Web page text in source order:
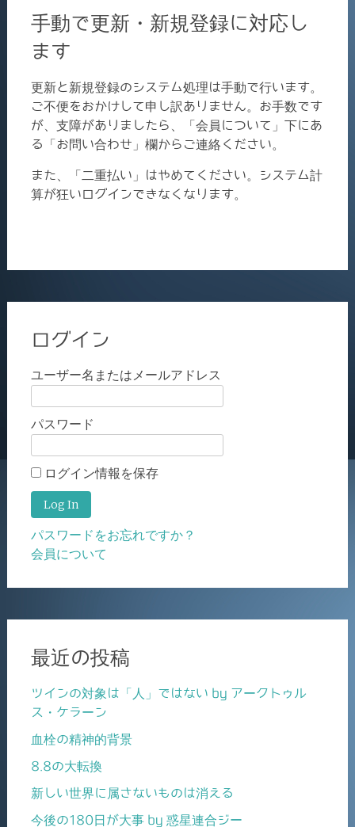
手動で更新・新規登録に対応し
ます
更新と新規登録のシステム処理は手動で行います。
ご不便をおかけして申し訳ありません。お手数です
が、支障がありましたら、「会員について」下にあ
る「お問い合わせ」欄からご連絡ください。
また、「二重払い」はやめてください。システム計
算が狂いログインできなくなります。
ログイン
ユーザー名またはメールアドレス
パスワード
ログイン情報を保存
パスワードをお忘れですか？
会員について
最近の投稿
ツインの対象は「人」ではない by アークトゥル
ス・ケラーン
血栓の精神的背景
8.8の大転換
新しい世界に属さないものは消える
今後の180日が大事 by 惑星連合ジー